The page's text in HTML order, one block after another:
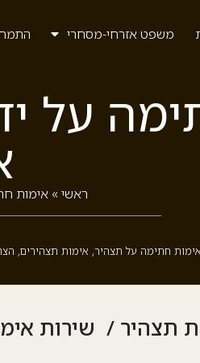
משפט אזרחי-מסחרי
על
ראשי » אימות
אימות חתימה על תצהיר, אימות תצהירים,
תצהיר / שירות